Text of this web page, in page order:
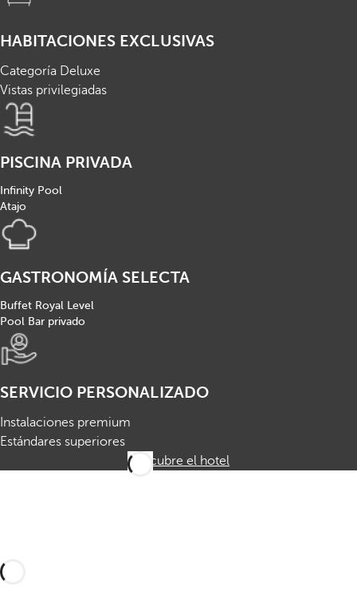
HABITACIONES EXCLUSIVAS
Categoría Deluxe
Vistas privilegiadas
PISCINA PRIVADA
Infinity Pool
Atajo
GASTRONOMÍA SELECTA
Buffet Royal Level
Pool Bar privado
SERVICIO PERSONALIZADO
Instalaciones premium
Estándares superiores
Descubre el hotel